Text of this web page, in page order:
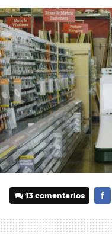
13 comentarios